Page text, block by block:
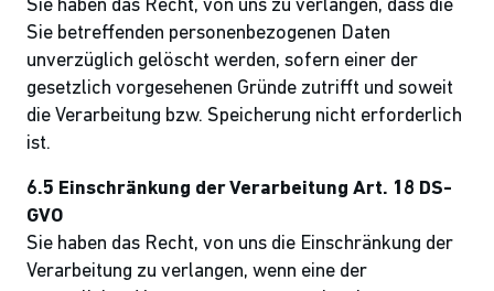
Sie haben das Recht, von uns zu verlangen, dass die
Sie betreffenden personenbezogenen Daten
unverzüglich gelöscht werden, sofern einer der
gesetzlich vorgesehenen Gründe zutrifft und soweit
die Verarbeitung bzw. Speicherung nicht erforderlich
ist.
6.5 Einschränkung der Verarbeitung Art. 18 DS-
GVO
Sie haben das Recht, von uns die Einschränkung der
Verarbeitung zu verlangen, wenn eine der